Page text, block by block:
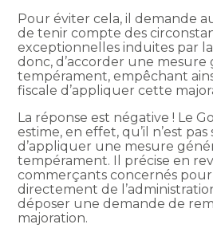
Pour éviter cela, il demande
de tenir compte des
exceptionnelles induites par
donc, d’accorder une mesure
tempérament, empêchant
fiscale d’appliquer cette
La réponse est négative ! Le
estime, en effet, qu’il n’est
d’appliquer une mesure
tempérament. Il précise en
commerçants concernés
directement de
déposer une demande de
majoration.